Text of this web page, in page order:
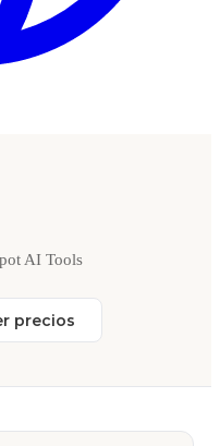
AI Tools
precios